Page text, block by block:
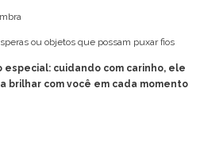
ou objetos que possam puxar fios
cuidando com carinho, ele
brilhar com você em cada momento